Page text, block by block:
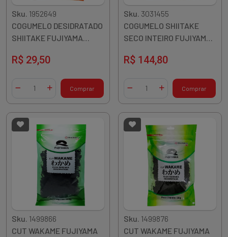
Sku. 1952649
COGUMELO DESIDRATADO
SHIITAKE FUJIYAMA
R$ 29,50
Diminuir QuantidadeAdicionar Quantidade
Comprar
Sku. 3031455
COGUMELO SHIITAKE
SECO INTEIRO FUJIYAMA
R$ 144,80
Diminuir QuantidadeAdicionar Quantidade
Comprar
Sku. 1499866
CUT WAKAME FUJIYAMA
Sku. 1499876
CUT WAKAME FUJIYAMA